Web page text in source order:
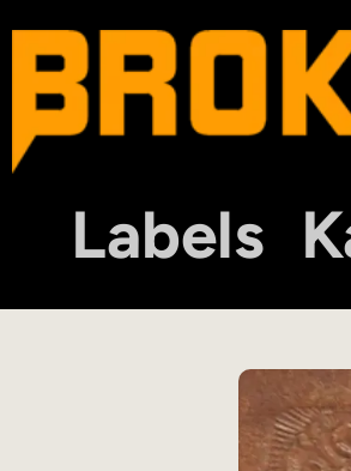
Labels